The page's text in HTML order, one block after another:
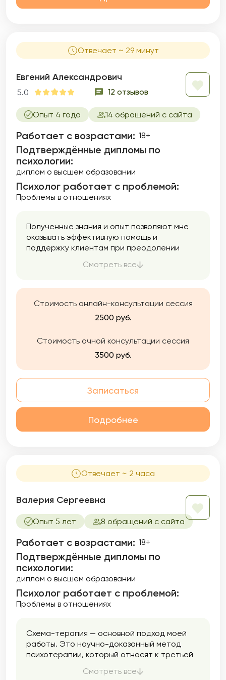
Отвечает ~ 29 минут
Евгений Александрович
5.0 12 отзывов
Опыт 4 года 14 обращений с сайта
Работает с возрастами: 18+
Подтверждённые дипломы по
психологии:
диплом о высшем образовании
Психолог работает с проблемой:
Проблемы в отношениях
Полученные знания и опыт позволяют мне
оказывать эффективную помощь и
поддержку клиентам при преодолении
формировании их индивидуального пути
выстраивании гармоничных
взаимоотношений с родными и близкими, и
Смотреть все
Стоимость онлайн-консультации сессия
2500 руб.
Стоимость очной консультации сессия
3500 руб.
Записаться
Подробнее
Отвечает ~ 2 часа
Валерия Сергеевна
Опыт 5 лет 8 обращений с сайта
Работает с возрастами: 18+
Подтверждённые дипломы по
психологии:
диплом о высшем образовании
Психолог работает с проблемой:
Проблемы в отношениях
Схема-терапия — основной подход моей
работы. Это научно-доказанный метод
психотерапии, который относят к третьей
Что это значит? Что в работе я как
Смотреть все